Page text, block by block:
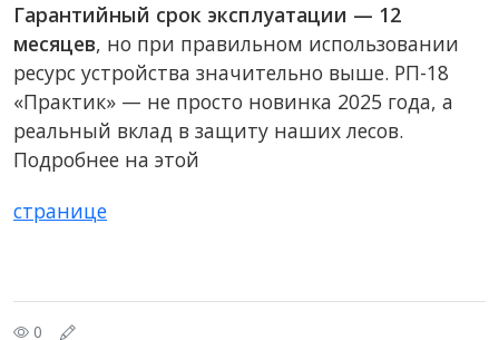
Гарантийный срок эксплуатации — 12
месяцев, но при правильном использовании
ресурс устройства значительно выше. РП-18
«Практик» — не просто новинка 2025 года, а
реальный вклад в защиту наших лесов.
Подробнее на этой
странице
0